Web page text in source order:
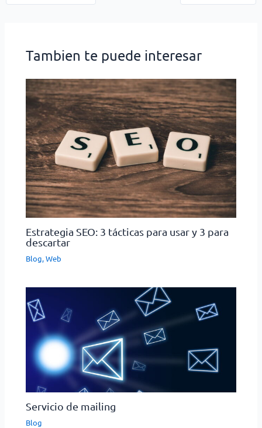
Tambien te puede interesar
Estrategia SEO: 3 tácticas para usar y 3 para
descartar
Blog,Web
Servicio de mailing
Blog